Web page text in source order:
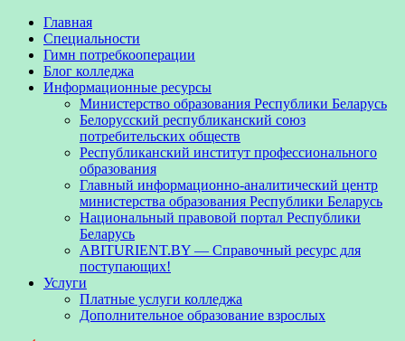
Главная
Специальности
Гимн потребкооперации
Блог колледжа
Информационные ресурсы
Министерство образования Республики Беларусь
Белорусский республиканский союз
потребительских обществ
Республиканский институт профессионального
образования
Главный информационно-аналитический центр
министерства образования Республики Беларусь
Национальный правовой портал Республики
Беларусь
ABITURIENT.BY — Справочный ресурс для
поступающих!
Услуги
Платные услуги колледжа
Дополнительное образование взрослых